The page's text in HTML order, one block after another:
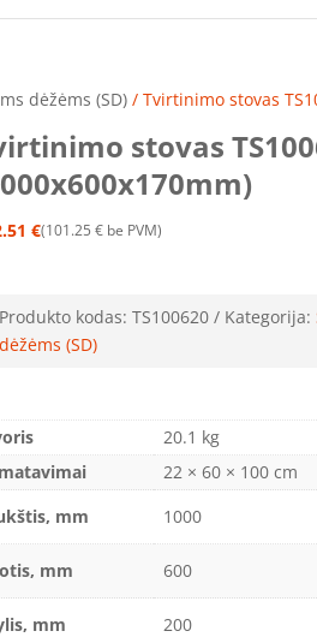
dėžėms (SD) / Tvirtinimo stovas
stovas
€ 101.25 € be PVM
Produkto kodas: TS100620 Kategorija:
dėžėms (SD)
20.1 kg
22 × 60 × 100 cm
mm
1000
mm 600
mm 200